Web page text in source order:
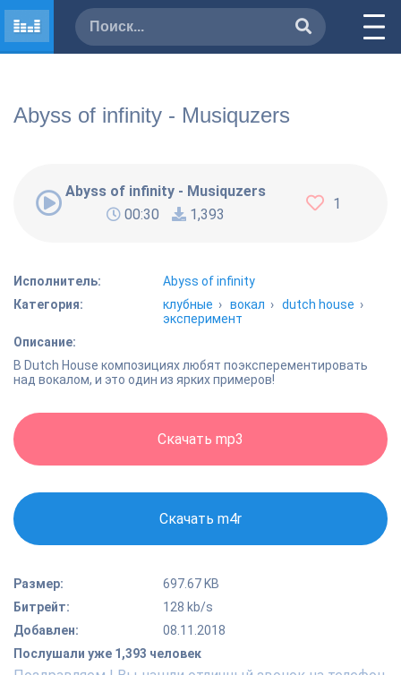
Abyss of infinity - Musiquzers
Abyss of infinity - Musiquzers
00:30
1,393
1
Исполнитель:
Abyss of infinity
Категория:
клубные ›вокал ›dutch house ›
эксперимент
Описание:
В Dutch House композициях любят поэксперементировать
над вокалом, и это один из ярких примеров!
Скачать mp3
Скачать m4r
Размер:
697.67 KB
Битрейт:
128 kb/s
Добавлен:
08.11.2018
Послушали уже 1,393 человек